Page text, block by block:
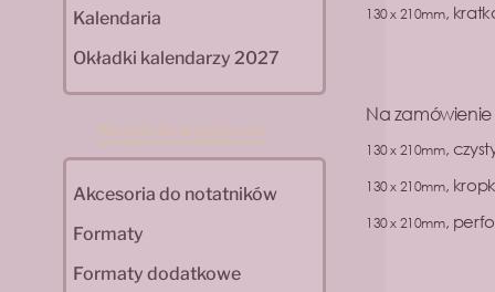
Kalendaria
Okładki kalendarzy 2027
Akcesoria do notatników
Formaty
Formaty dodatkowe
130 x 210mm,
Na zamówienie
130 x 210mm,
130 x 210mm,
130 x 210mm,